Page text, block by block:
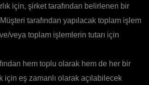
için, şirket tarafından belirlenen bir
tarafından yapılacak toplam işlem
ve/veya toplam işlemlerin tutarı için
hem toplu olarak hem de her bir
için eş zamanlı olarak açılabilecek